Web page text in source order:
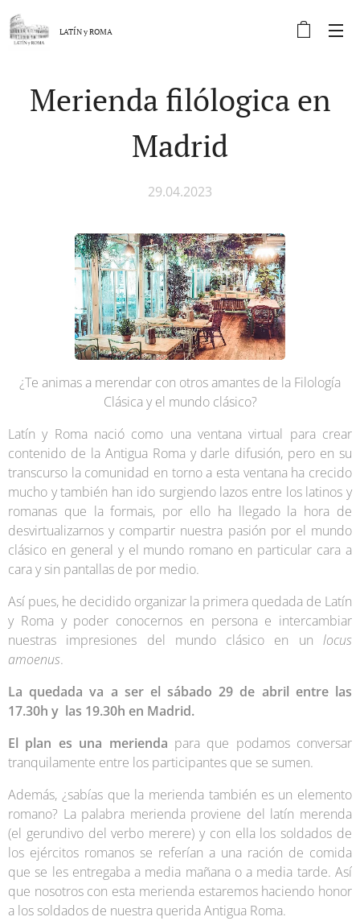
LATÍN yROMA
Merienda filólogica en
Madrid
29.04.2023
¿Te animas a merendar con otros amantes de la Filología
Clásica y el mundo clásico?
Latín y Roma nació como una ventana virtual para crear
contenido de la Antigua Roma y darle difusión, pero en su
transcurso la comunidad en torno a esta ventana ha crecido
mucho y también han ido surgiendo lazos entre los latinos y
romanas que la formais, por ello ha llegado la hora de
desvirtualizarnos y compartir nuestra pasión por el mundo
clásico en general y el mundo romano en particular cara a
cara y sin pantallas de por medio.
Así pues, he decidido organizar la primera quedada de Latín
y Roma y poder conocernos en persona e intercambiar
nuestras impresiones del mundo clásico en un locus
amoenus.
La quedada va a ser el sábado 29 de abril entre las
17.30h y las 19.30h en Madrid.
El plan es una merienda para que podamos conversar
tranquilamente entre los participantes que se sumen.
Además, ¿sabías que la merienda también es un elemento
romano? La palabra merienda proviene del latín merenda
(el gerundivo del verbo merere) y con ella los soldados de
los ejércitos romanos se referían a una ración de comida
que se les entregaba a media mañana o a media tarde. Así
que nosotros con esta merienda estaremos haciendo honor
a los soldados de nuestra querida Antigua Roma.